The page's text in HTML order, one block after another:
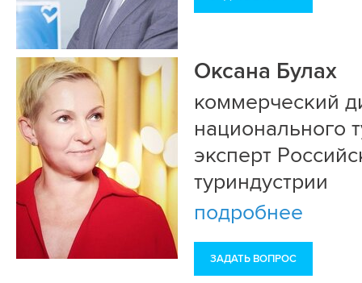
Оксана Булах
коммерческий
национального
эксперт
туриндустрии
подробнее
ЗАДАТЬ ВОПРОС